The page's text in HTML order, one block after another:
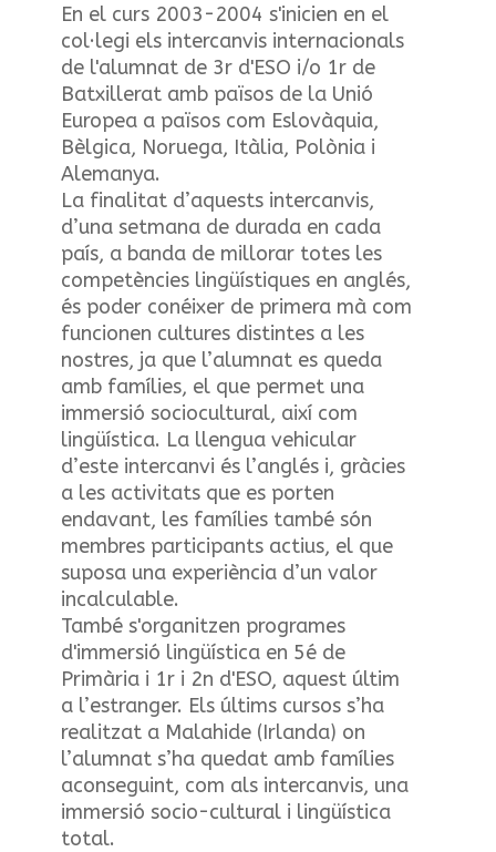
En el curs 2003-2004 s'inicien en el
col·legi els intercanvis internacionals
de l'alumnat de 3r d'ESO i/o 1r de
Batxillerat amb països de la Unió
Europea a països com Eslovàquia,
Bèlgica, Noruega, Itàlia, Polònia i
Alemanya.
La finalitat d’aquests intercanvis,
d’una setmana de durada en cada
país, a banda de millorar totes les
competències lingüístiques en anglés,
és poder conéixer de primera mà com
funcionen cultures distintes a les
nostres, ja que l’alumnat es queda
amb famílies, el que permet una
immersió sociocultural, així com
lingüística. La llengua vehicular
d’este intercanvi és l’anglés i, gràcies
a les activitats que es porten
endavant, les famílies també són
membres participants actius, el que
suposa una experiència d’un valor
incalculable.
També s'organitzen programes
d'immersió lingüística en 5é de
Primària i 1r i 2n d'ESO, aquest últim
a l’estranger. Els últims cursos s’ha
realitzat a Malahide (Irlanda) on
l’alumnat s’ha quedat amb famílies
aconseguint, com als intercanvis, una
immersió socio-cultural i lingüística
total.